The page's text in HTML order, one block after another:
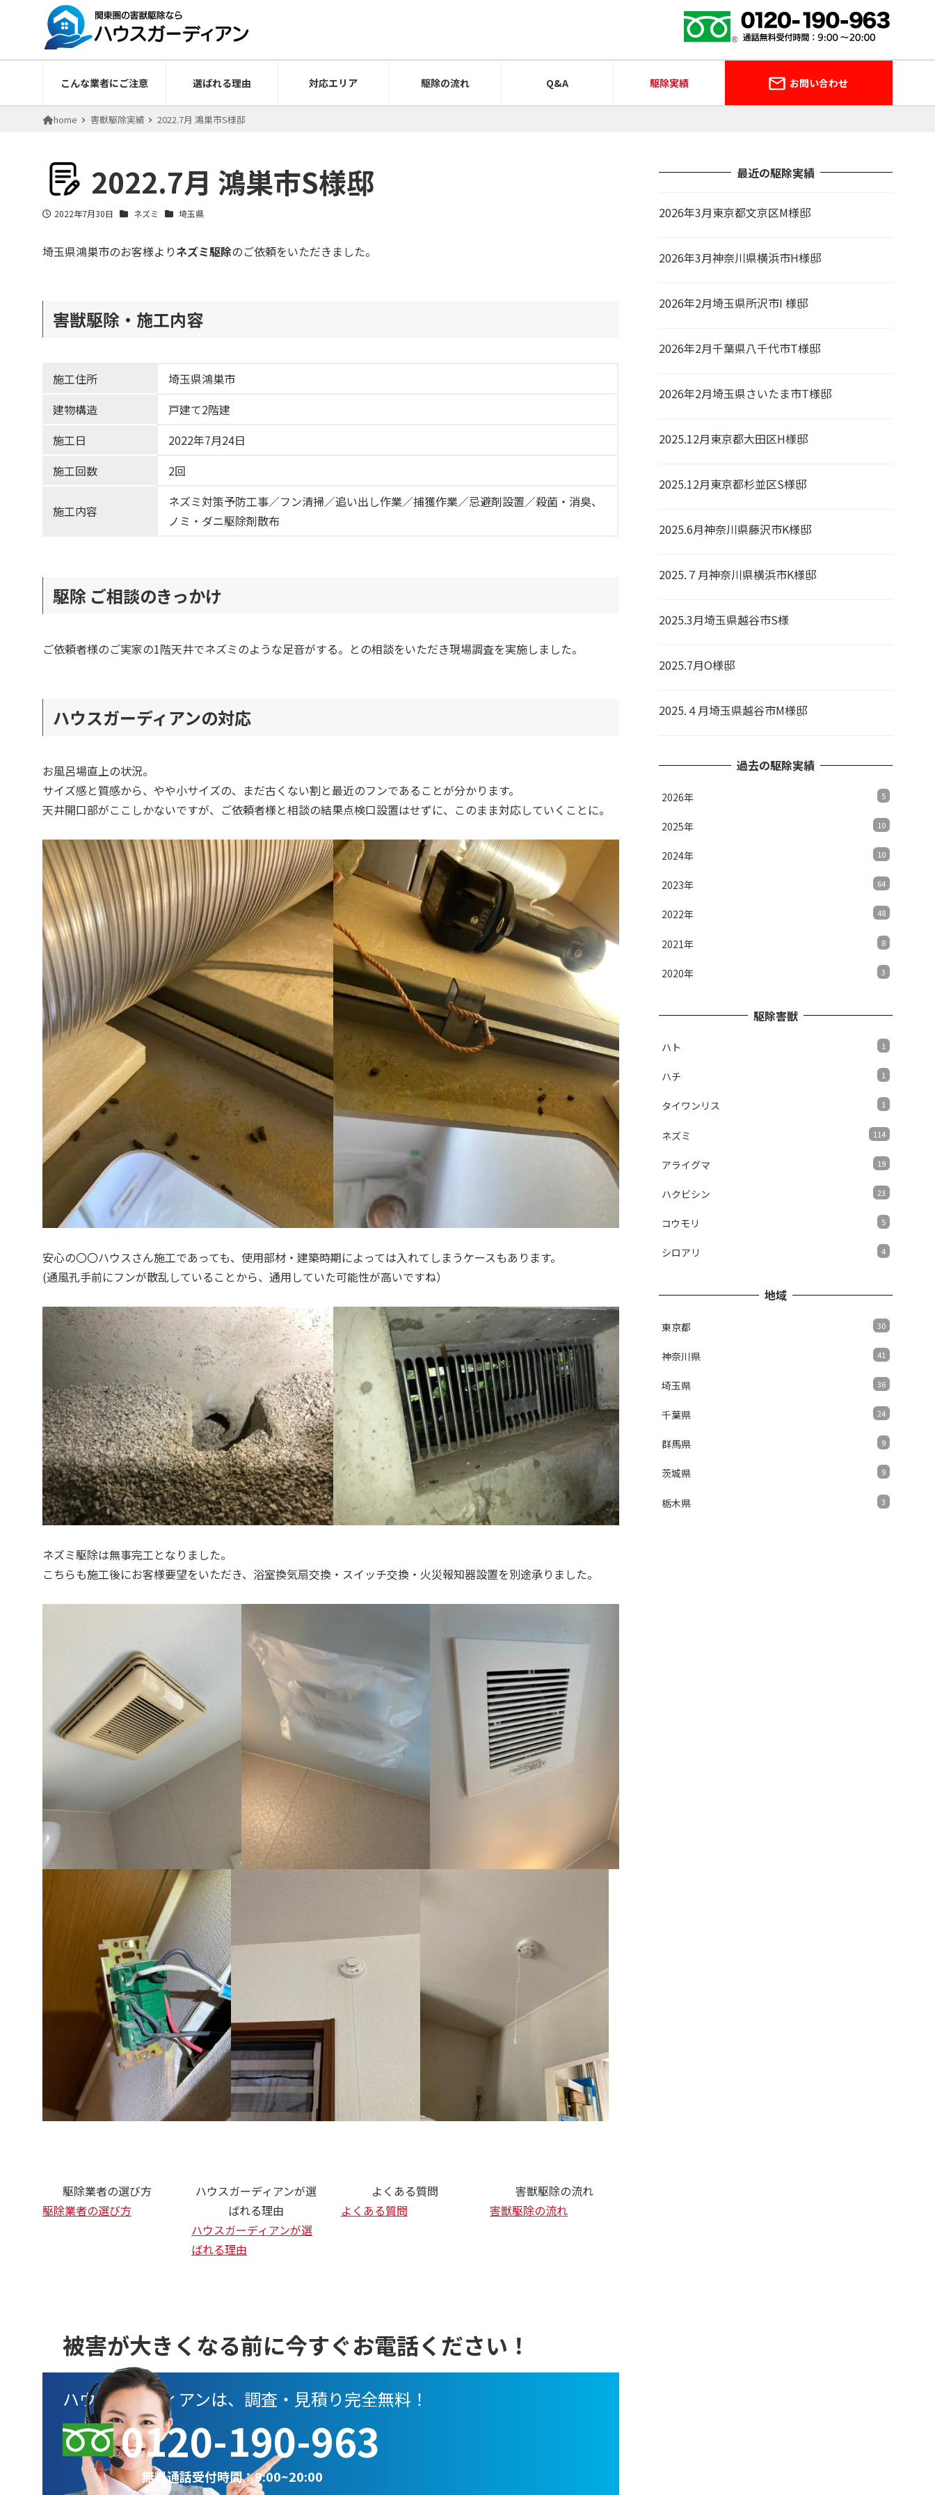
こんな業者にご注意 選ばれる理由 対応エリア 駆除の流れ Q&A 駆除実績 お問い合わせ
home 害獣駆除実績 2022.7月 鴻巣市S様邸
2022.7月 鴻巣市S様邸
投稿日
2022年7月30日 ネズミ 埼玉県
埼玉県鴻巣市のお客様よりネズミ駆除のご依頼をいただきました。
害獣駆除・施工内容
施工住所
埼玉県鴻巣市
建物構造
戸建て2階建
施工日
2022年7月24日
施工回数
2回
施工内容
ネズミ対策予防工事／フン清掃／追い出し作業／捕獲作業／忌避剤設置／殺菌・消臭、
ノミ・ダニ駆除剤散布
駆除 ご相談のきっかけ
ご依頼者様のご実家の1階天井でネズミのような足音がする。との相談をいただき現場調査を実施しました。
ハウスガーディアンの対応
お風呂場直上の状況。
サイズ感と質感から、やや小サイズの、まだ古くない割と最近のフンであることが分かります。
天井開口部がここしかないですが、ご依頼者様と相談の結果点検口設置はせずに、このまま対応していくことに。
安心の〇〇ハウスさん施工であっても、使用部材・建築時期によっては入れてしまうケースもあります。
(通風孔手前にフンが散乱していることから、通用していた可能性が高いですね）
ネズミ駆除は無事完工となりました。
こちらも施工後にお客様要望をいただき、浴室換気扇交換・スイッチ交換・火災報知器設置を別途承りました。
駆除業者の選び方
駆除業者の選び方
ハウスガーディアンが選
ばれる理由
ハウスガーディアンが選
ばれる理由
よくある質問
よくある質問
害獣駆除の流れ
害獣駆除の流れ
被害が大きくなる前に今すぐお電話ください！
ハウスガーディアンは、調査・見積り完全無料！
0120-190-963
無料通話受付時間：9:00~20:00
最近の駆除実績
2026年3月東京都文京区M様邸
2026年3月神奈川県横浜市H様邸
2026年2月埼玉県所沢市I 様邸
2026年2月千葉県八千代市T様邸
2026年2月埼玉県さいたま市T様邸
2025.12月東京都大田区H様邸
2025.12月東京都杉並区S様邸
2025.6月神奈川県藤沢市K様邸
2025.７月神奈川県横浜市K様邸
2025.3月埼玉県越谷市S様
2025.7月O様邸
2025.４月埼玉県越谷市M様邸
過去の駆除実績
2026年 5
2025年 10
2024年 10
2023年 64
2022年 48
2021年 8
2020年 3
駆除害獣
ハト 1
ハチ 1
タイワンリス 1
ネズミ 114
アライグマ 19
ハクビシン 23
コウモリ 5
シロアリ 4
地域
東京都 30
神奈川県 41
埼玉県 36
千葉県 24
群馬県 9
茨城県 9
栃木県 3